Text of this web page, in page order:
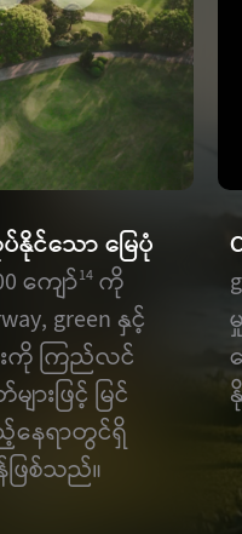
နိုင်သော မြေပုံ
ကျော်14ကို
green နှင့်
းကို ကြည်လင်
းဖြင့် မြင်
ေရာတွင်ရှိ
ြစ်သည်။